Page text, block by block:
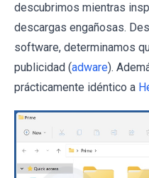
descubrimos mientras
descargas engañosas.
software, determinamos
publicidad (adware).
prácticamente idéntico a